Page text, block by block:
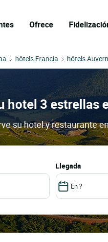
Ofrece
hôtels Francia hôtels
hotel 3 estrellas
su hotel y restaurante
llegada